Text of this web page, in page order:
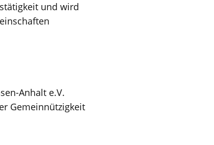
und wird
Anhalt e.V.
Gemeinnützigkeit